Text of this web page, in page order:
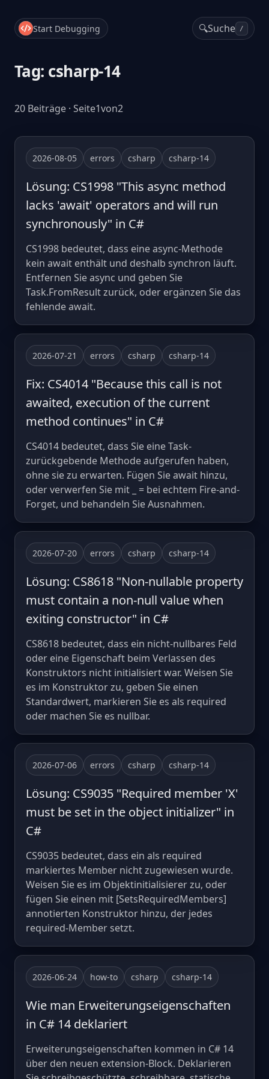
Start Debugging 🔍Suche /
Tag: csharp-14
20 Beiträge · Seite1von2
2026-08-05 errors csharp csharp-14
Lösung: CS1998 "This async method
lacks 'await' operators and will run
synchronously" in C#
CS1998 bedeutet, dass eine async-Methode
kein await enthält und deshalb synchron läuft.
Entfernen Sie async und geben Sie
Task.FromResult zurück, oder ergänzen Sie das
fehlende await.
2026-07-21 errors csharp csharp-14
Fix: CS4014 "Because this call is not
awaited, execution of the current
method continues" in C#
CS4014 bedeutet, dass Sie eine Task-
zurückgebende Methode aufgerufen haben,
ohne sie zu erwarten. Fügen Sie await hinzu,
oder verwerfen Sie mit _ = bei echtem Fire-and-
Forget, und behandeln Sie Ausnahmen.
2026-07-20 errors csharp csharp-14
Lösung: CS8618 "Non-nullable property
must contain a non-null value when
exiting constructor" in C#
CS8618 bedeutet, dass ein nicht-nullbares Feld
oder eine Eigenschaft beim Verlassen des
Konstruktors nicht initialisiert war. Weisen Sie
es im Konstruktor zu, geben Sie einen
Standardwert, markieren Sie es als required
oder machen Sie es nullbar.
2026-07-06 errors csharp csharp-14
Lösung: CS9035 "Required member 'X'
must be set in the object initializer" in
C#
CS9035 bedeutet, dass ein als required
markiertes Member nicht zugewiesen wurde.
Weisen Sie es im Objektinitialisierer zu, oder
fügen Sie einen mit [SetsRequiredMembers]
annotierten Konstruktor hinzu, der jedes
required-Member setzt.
2026-06-24 how-to csharp csharp-14
Wie man Erweiterungseigenschaften
in C# 14 deklariert
Erweiterungseigenschaften kommen in C# 14
über den neuen extension-Block. Deklarieren